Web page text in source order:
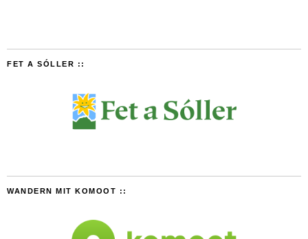
FET A SÓLLER ::
WANDERN MIT KOMOOT ::